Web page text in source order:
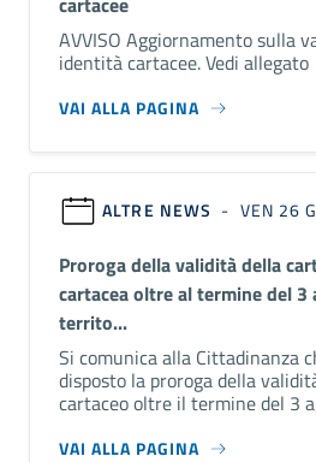
AVVISO Aggiornamento sulla
identità cartacee. Vedi allegato
VAI ALLA PAGINA
ALTRE NEWS - VEN 26
Proroga della validità della
cartacea oltre al termine del
territo...
Si comunica alla Cittadinanza
disposto la proroga della
cartaceo oltre il termine del 3
VAI ALLA PAGINA